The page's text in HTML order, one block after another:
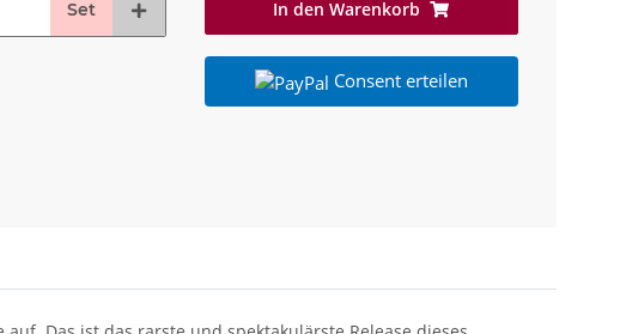
Set In den Warenkorb
Consent erteilen